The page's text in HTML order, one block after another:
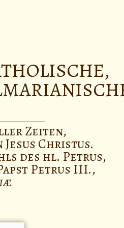
Zeiten,
Christus.
des hl. Petrus,
Petrus III.,